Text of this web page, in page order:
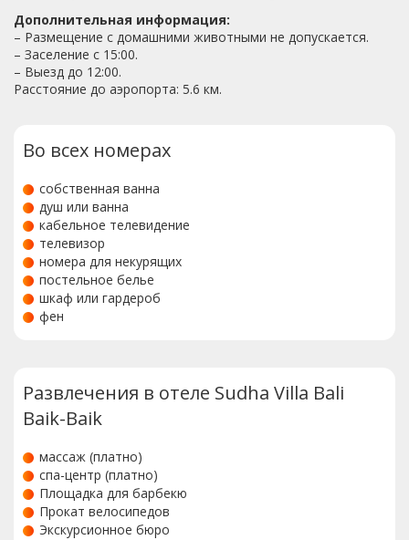
Дополнительная информация:
– Размещение с домашними животными не допускается.
– Заселение с 15:00.
– Выезд до 12:00.
Расстояние до аэропорта: 5.6 км.
Во всех номерах
собственная ванна
душ или ванна
кабельное телевидение
телевизор
номера для некурящих
постельное белье
шкаф или гардероб
фен
Развлечения в отеле Sudha Villa Bali
Baik-Baik
массаж (платно)
спа-центр (платно)
Площадка для барбекю
Прокат велосипедов
Экскурсионное бюро